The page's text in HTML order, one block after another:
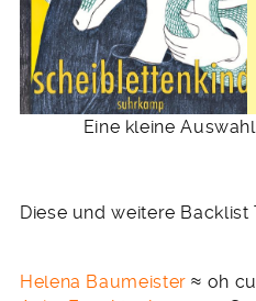
Eine kleine
Diese und weitere Backlist
Helena Baumeister≈ oh